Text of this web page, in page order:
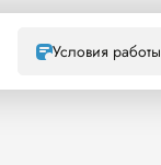
Условия работы